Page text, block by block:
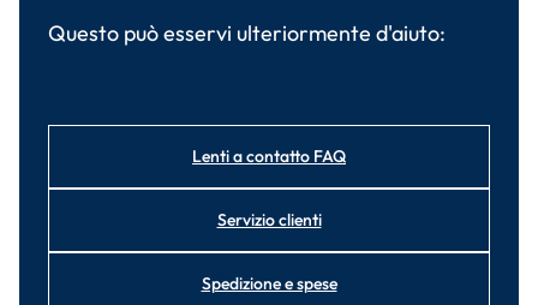
Questo può esservi ulteriormente d'aiuto:
Lenti a contatto FAQ
Servizio clienti
Spedizione e spese